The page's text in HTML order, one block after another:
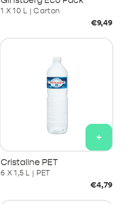
1 X 10 L | Carton
Prix
€9,49
+
Cristaline PET
6 X 1,5 L | PET
Prix
€4,79